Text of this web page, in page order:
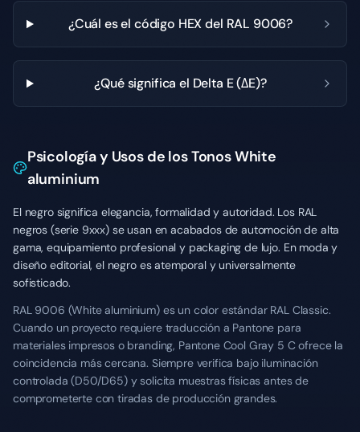
¿Cuál es el código HEX del RAL 9006?
¿Qué significa el Delta E (ΔE)?
Psicología y Usos de los Tonos White
aluminium
El negro significa elegancia, formalidad y autoridad. Los RAL
negros (serie 9xxx) se usan en acabados de automoción de alta
gama, equipamiento profesional y packaging de lujo. En moda y
diseño editorial, el negro es atemporal y universalmente
sofisticado.
RAL 9006 (White aluminium) es un color estándar RAL Classic.
Cuando un proyecto requiere traducción a Pantone para
materiales impresos o branding, Pantone Cool Gray 5 C ofrece la
coincidencia más cercana. Siempre verifica bajo iluminación
controlada (D50/D65) y solicita muestras físicas antes de
comprometerte con tiradas de producción grandes.